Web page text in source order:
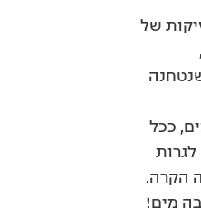
של
הסביבה. אם החלטתם לשהות באמבט חמים בכל זאת, השתמשו בשיבולת שועל המכילה כימיקלים הנקראים avenanthramides,
שועל שנטחנה
ככל
הקרה.
מים!